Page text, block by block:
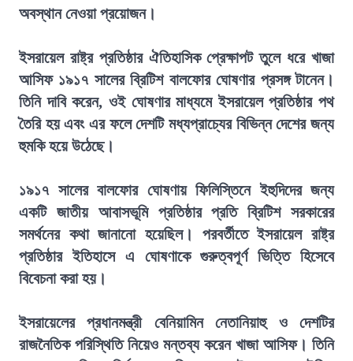
অবস্থান নেওয়া প্রয়োজন।
ইসরায়েল রাষ্ট্র প্রতিষ্ঠার ঐতিহাসিক প্রেক্ষাপট তুলে ধরে খাজা
আসিফ ১৯১৭ সালের ব্রিটিশ বালফোর ঘোষণার প্রসঙ্গ টানেন।
তিনি দাবি করেন, ওই ঘোষণার মাধ্যমে ইসরায়েল প্রতিষ্ঠার পথ
তৈরি হয় এবং এর ফলে দেশটি মধ্যপ্রাচ্যের বিভিন্ন দেশের জন্য
হুমকি হয়ে উঠেছে।
১৯১৭ সালের বালফোর ঘোষণায় ফিলিস্তিনে ইহুদিদের জন্য
একটি জাতীয় আবাসভূমি প্রতিষ্ঠার প্রতি ব্রিটিশ সরকারের
সমর্থনের কথা জানানো হয়েছিল। পরবর্তীতে ইসরায়েল রাষ্ট্র
প্রতিষ্ঠার ইতিহাসে এ ঘোষণাকে গুরুত্বপূর্ণ ভিত্তি হিসেবে
বিবেচনা করা হয়।
ইসরায়েলের প্রধানমন্ত্রী বেনিয়ামিন নেতানিয়াহু ও দেশটির
রাজনৈতিক পরিস্থিতি নিয়েও মন্তব্য করেন খাজা আসিফ। তিনি